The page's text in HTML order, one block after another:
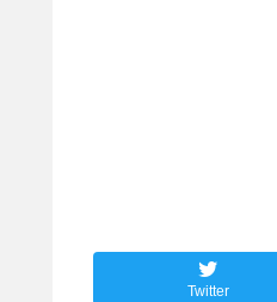
Twitter